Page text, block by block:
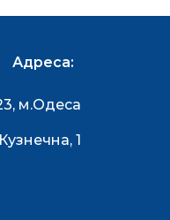
Адреса:
м.Одеса
1